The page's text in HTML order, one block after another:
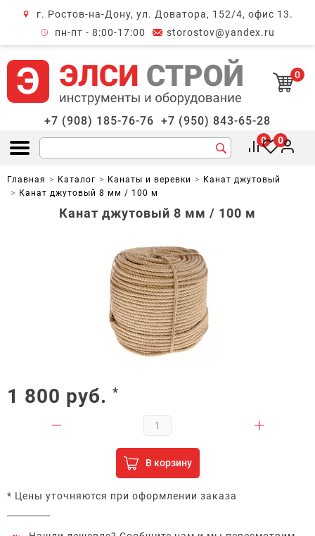
г. Ростов-на-Дону, ул. Доватора, 152/4, офис 13.
пн-пт - 8:00-17:00
storostov@yandex.ru
0
+7 (908) 185-76-76 +7 (950) 843-65-28
Открыть меню
0 0
Главная Каталог Канаты и веревки
Канат джутовый
Канат джутовый 8 мм / 100 м
Канат джутовый 8 мм / 100 м
1 800 руб. *
В корзину
* Цены уточняются при оформлении заказа